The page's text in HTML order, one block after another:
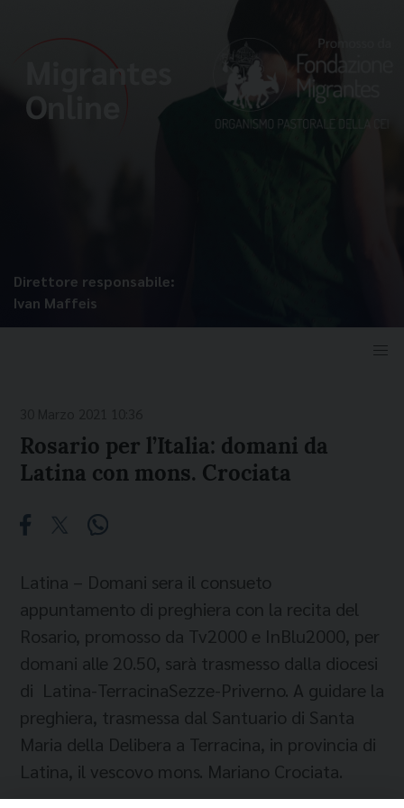
Direttore responsabile:
Ivan Maffeis
Rosario per l’Italia: domani da
Latina con mons. Crociata
Latina – Domani sera il consueto
appuntamento di preghiera con la recita del
Rosario, promosso da Tv2000 e InBlu2000, per
domani alle 20.50, sarà trasmesso dalla diocesi
di Latina-TerracinaSezze-Priverno. A guidare la
preghiera, trasmessa dal Santuario di Santa
Maria della Delibera a Terracina, in provincia di
Latina, il vescovo mons. Mariano Crociata.